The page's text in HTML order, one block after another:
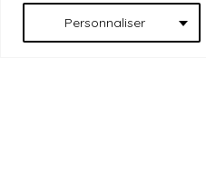
Personnaliser